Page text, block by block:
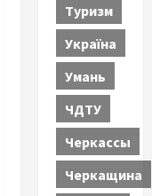
Туризм
Україна
Умань
ЧДТУ
Черкассы
Черкащина